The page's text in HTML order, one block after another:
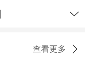
查看更多